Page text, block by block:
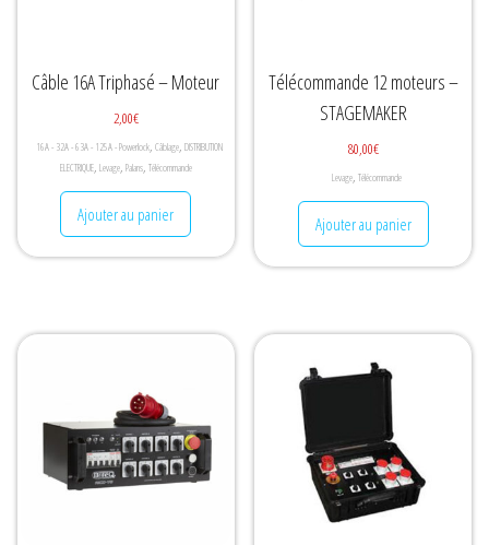
Câble 16A Triphasé – Moteur
2,00€
16A - 32A - 63A - 125A - Powerlock, Câblage, DISTRIBUTION
ELECTRIQUE, Levage, Palans, Télécommande
Ajouter au panier
Télécommande 12 moteurs –
STAGEMAKER
80,00€
Levage, Télécommande
Ajouter au panier